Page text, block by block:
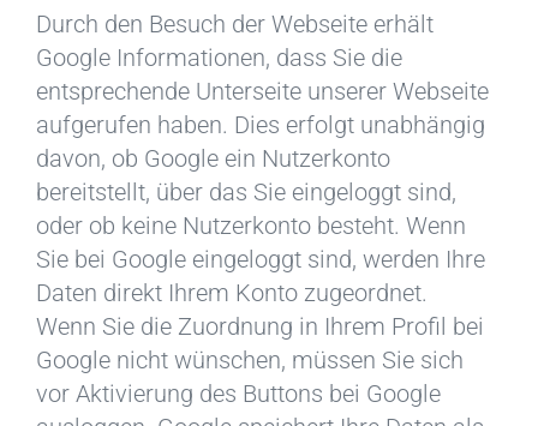
Durch den Besuch der Webseite erhält
Google Informationen, dass Sie die
entsprechende Unterseite unserer Webseite
aufgerufen haben. Dies erfolgt unabhängig
davon, ob Google ein Nutzerkonto
bereitstellt, über das Sie eingeloggt sind,
oder ob keine Nutzerkonto besteht. Wenn
Sie bei Google eingeloggt sind, werden Ihre
Daten direkt Ihrem Konto zugeordnet.
Wenn Sie die Zuordnung in Ihrem Profil bei
Google nicht wünschen, müssen Sie sich
vor Aktivierung des Buttons bei Google